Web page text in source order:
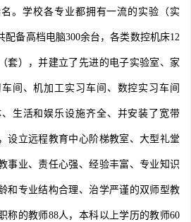
。学校各专业都拥有一流的实验（实
配备高档电脑300余台，各类数控机床12
套），并建立了先进的电子实验室、家
间、机加工实习车间、数控实习车间
生活和娱乐设施齐全、并安装了宽带
设立远程教育中心阶梯教室、大型礼堂
事业、责任心强、经验丰富、专业知识
和专业结构合理、治学严谨的双师型教
称的教师88人，本科以上学历的教师60